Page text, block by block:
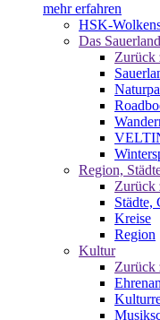
mehr erfahren
HSK-
Das Sauerland
Zurück
Region,
Zurück
Städte,
Kreise
Region
Kultur
Zurück